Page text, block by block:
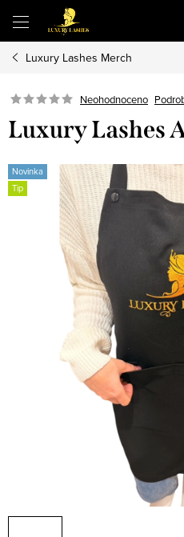
obsah
Luxury Lashes Merch
Neohodnoceno
Luxury Lashes
Novinka
Tip